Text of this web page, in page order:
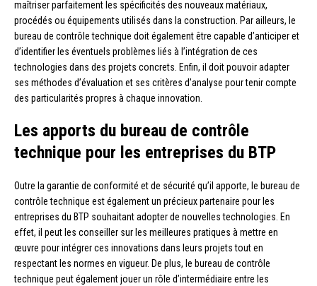
maîtriser parfaitement les spécificités des nouveaux matériaux,
procédés ou équipements utilisés dans la construction. Par ailleurs, le
bureau de contrôle technique doit également être capable d’anticiper et
d’identifier les éventuels problèmes liés à l’intégration de ces
technologies dans des projets concrets. Enfin, il doit pouvoir adapter
ses méthodes d’évaluation et ses critères d’analyse pour tenir compte
des particularités propres à chaque innovation.
Les apports du bureau de contrôle
technique pour les entreprises du BTP
Outre la garantie de conformité et de sécurité qu’il apporte, le bureau de
contrôle technique est également un précieux partenaire pour les
entreprises du BTP souhaitant adopter de nouvelles technologies. En
effet, il peut les conseiller sur les meilleures pratiques à mettre en
œuvre pour intégrer ces innovations dans leurs projets tout en
respectant les normes en vigueur. De plus, le bureau de contrôle
technique peut également jouer un rôle d’intermédiaire entre les